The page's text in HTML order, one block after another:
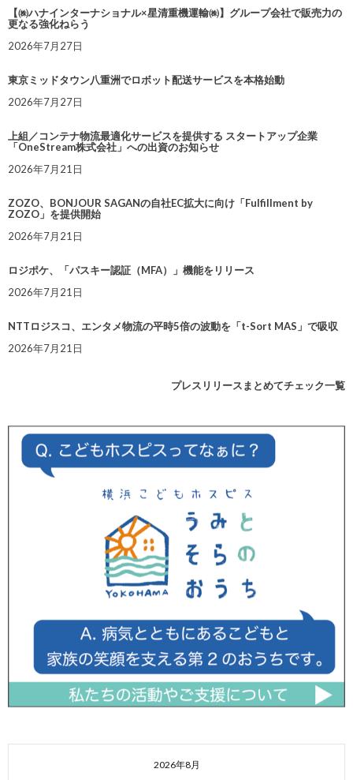
【㈱ハナインターナショナル×星清重機運輸㈱】グループ会社で販売力の
更なる強化ねらう
2026年7月27日
東京ミッドタウン八重洲でロボット配送サービスを本格始動
2026年7月27日
上組／コンテナ物流最適化サービスを提供する スタートアップ企業
「OneStream株式会社」への出資のお知らせ
2026年7月21日
ZOZO、BONJOUR SAGANの自社EC拡大に向け「Fulfillment by
ZOZO」を提供開始
2026年7月21日
ロジポケ、「パスキー認証（MFA）」機能をリリース
2026年7月21日
NTTロジスコ、エンタメ物流の平時5倍の波動を「t-Sort MAS」で吸収
2026年7月21日
プレスリリースまとめてチェック一覧
2026年8月